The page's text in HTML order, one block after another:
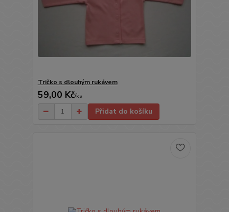
Tričko s dlouhým rukávem
59,00 Kč/ks
Přidat do košíku